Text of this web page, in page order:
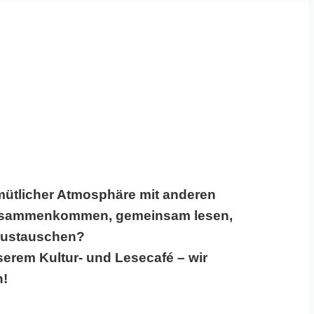
Atmosphäre mit anderen
gemeinsam lesen,
Kultur- und Lesecafé – wir